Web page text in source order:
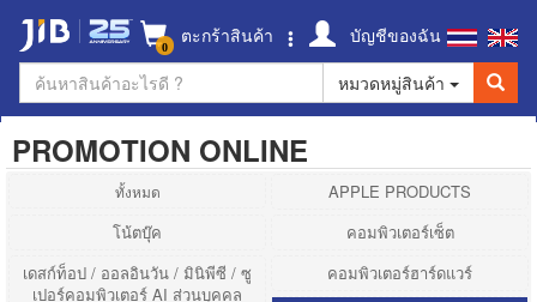
0 ตะกร้าสินค้า
บัญชีของฉัน
หมวดหมู่สินค้า
PROMOTION ONLINE
ทั้งหมด
APPLE PRODUCTS
โน้ตบุ๊ค
คอมพิวเตอร์เซ็ต
เดสก์ท็อป / ออลอินวัน / มินิพีซี / ซู
เปอร์คอมพิวเตอร์ AI ส่วนบุคคล
คอมพิวเตอร์ฮาร์ดแวร์